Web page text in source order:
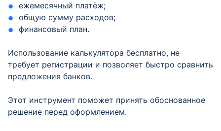
ежемесячный платёж;
общую сумму расходов;
финансовый план.
Использование калькулятора бесплатно, не
требует регистрации и позволяет быстро сравнить
предложения банков.
Этот инструмент поможет принять обоснованное
решение перед оформлением.